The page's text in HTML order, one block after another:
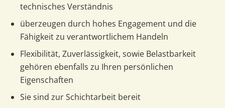
technisches Verständnis
überzeugen durch hohes Engagement und die
Fähigkeit zu verantwortlichem Handeln
Flexibilität, Zuverlässigkeit, sowie Belastbarkeit
gehören ebenfalls zu Ihren persönlichen
Eigenschaften
Sie sind zur Schichtarbeit bereit